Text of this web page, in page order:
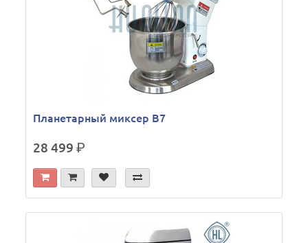
Планетарный миксер B7
28 499р.